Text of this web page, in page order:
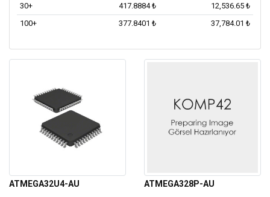
30+
417.8884 ₺
12,536.65 ₺
100+
377.8401 ₺ 37,784.01 ₺
ATMEGA32U4-AU ATMEGA328P-AU